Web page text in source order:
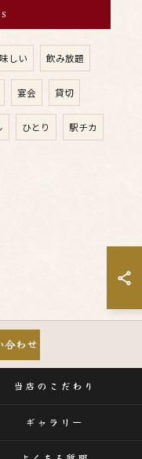
しい 飲み放題
宴会 貸切
ひとり 駅チカ
合わせ
当店のこだわり
ギャラリー